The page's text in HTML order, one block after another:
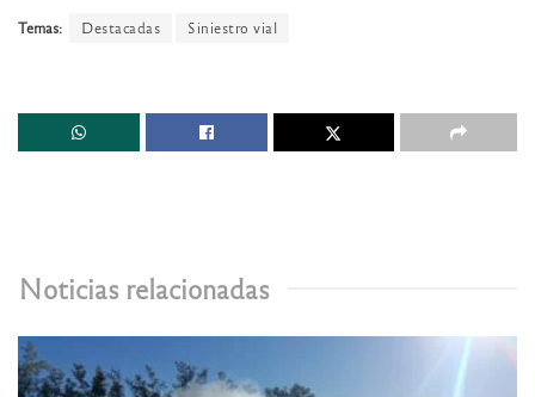
Temas: Destacadas Siniestro vial
Noticias relacionadas